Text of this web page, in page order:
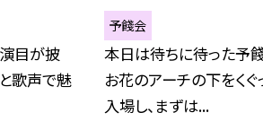
目が披
歌声で魅
予餞会
本日は待ちに待った予
お花のアーチの下をく
入場し、まずは...